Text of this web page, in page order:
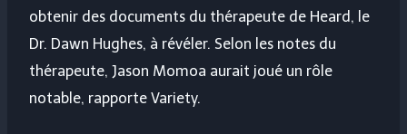
obtenir des documents du thérapeute de Heard, le
Dr. Dawn Hughes, à révéler. Selon les notes du
thérapeute, Jason Momoa aurait joué un rôle
notable, rapporte Variety.